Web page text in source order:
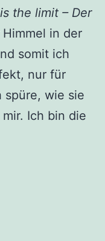
the limit – Der
Himmel in der
somit ich
nur für
spüre, wie sie
mir. Ich bin die